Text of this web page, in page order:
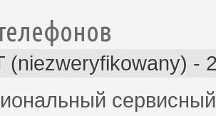
(niezweryfikowany) -